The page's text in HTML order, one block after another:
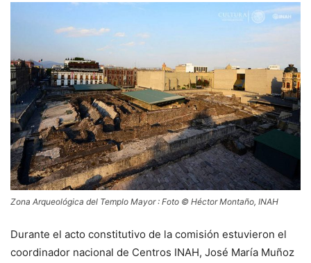
Zona Arqueológica del Templo Mayor : Foto © Héctor Montaño, INAH
Durante el acto constitutivo de la comisión estuvieron el
coordinador nacional de Centros INAH, José María Muñoz